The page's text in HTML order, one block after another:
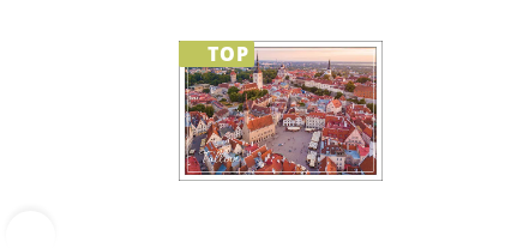
TOP